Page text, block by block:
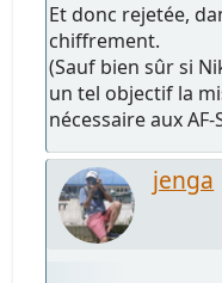
Et donc rejetée,
chiffrement.
(Sauf bien sûr si
un tel objectif la
nécessaire aux AF-
jenga